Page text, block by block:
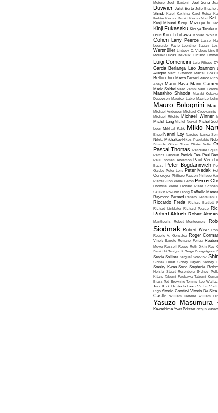
Moigné Joël Santoni Joël Séria
Duvivier Juliet Berto Julio Bracho
Shindo Karel Kachina Karel Reisz
Ikehiro Kazuo Kuroki Kazuo Mori Kei
Kenji Misumi Kenji Mizoguchi
Kinji Fukasaku Kinuyo Tanaka
Oguri Kon Ichikawa Konrad Wolf
Cohen Larry Peerce
Lasse
Leonardo Favio
Leontine Sagan
Wertmüller Lindsey C. Vickers Lino
Moullet Lucas Belvaux Luciano Emmer
Luigi Comencini Luigi Filippo
Garcia Berlanga Léo Joannon
Allégret Marc Simenon Marcel
Bellocchio Marco Ferreri Marco Pico
Abaya Mario Bava Mario
Mario Soldati Mario Zampi Mark
Masahiro Shinoda Masaki
Dugowson Maurice Labro Maurice
Mauro Bolognini Max
Michael Anderson Michael Cacoyannis
Michael Ritchie Michael Winner
Michel Lang Michel Nerval Michel
Leon Mikhaïl Kalik Mikio
Engel Nanni Loy Narciso Ibañez
Nikita Mikhalkov Nikos Papatakis
Simsolo Oliver Stone Olivier Nolin
Pascal Thomas Pasquale
Patrick Cabouat Patrick Tam Paul
Paul Thomas Anderson Paul
Bacso Peter Bogdanovich
Gardos Peter Lorre Peter Medak
Condroyer Philippe Faucon Philippe
Pierre Billon Pierre Caron Pierre
Lhomme Pierre Richard Pierre
Szulkin Po-Chih Leong Raffaello
Raymond Bernard Renato Castellani
Riccardo Freda Richard Bartlett
Richard Linklater Richard Pearce
Robert Aldrich Robert Altman
Manthoulis Robert Montgomery
Siodmak Robert Wise
Rogelio A. Gonzalez Roger
Viñoly Barreto Romano Ferrara
Meyer Russell Rouse Ruth Orkin Ruy
Senkichi Taniguchi Serge Bourguignon
Sergio Sollima Sergueï Soloviov
Sidney Gilliat Sidney Hayers Sidney
Stanley Kwan Steno Stephanie
Heisler Stuart Rosenberg Sydney
Kitano Takumi Furukawa Tatsumi
Brass Tod Browning Tommy Lee
Tsui Hark Umberto Lenzi Vaclav
Rigo Vittorio Cottafavi Vittorio De Sica
Castle William Dieterle William
Yasuzo Masumura
Kawashima Yves Boisset Zivojin